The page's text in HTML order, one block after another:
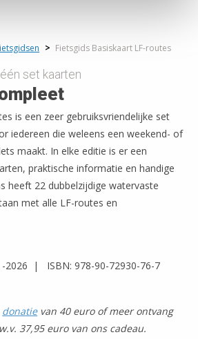
> Fietsgids Basiskaart LF-routes
set kaarten
is een zeer gebruiksvriendelijke set
iedereen die weleens een weekend- of
maakt. In elke editie is er een
praktische informatie en handige
heeft 22 dubbelzijdige watervaste
met alle LF-routes en
-2026 | ISBN: 978-90-72930-76-7
donatievan 40 euro of meer ontvang
37,95 euro van ons cadeau.